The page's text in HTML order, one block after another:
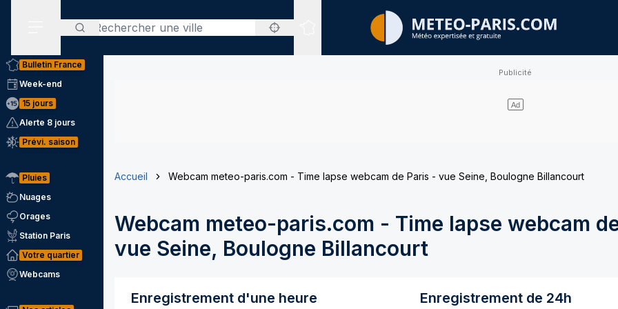
Rechercher
Sites expertisés
Bulletin France
Week-end
15 jours
Alerte 8 jours
Prévi. saison
Pluies
Nuages
Orages
Station Paris
Votre quartier
Webcams
Accueil Webcam meteo-paris.com - Time lapse webcam de Paris - vue Seine, Boulogne Billancourt
Webcam meteo-paris.com - Time lapse webcam
vue Seine, Boulogne Billancourt
Enregistrement d'une heure Enregistrement de 24h